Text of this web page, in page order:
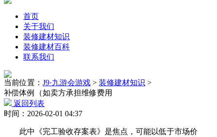
首页
关于我们
装修建材知识
装修建材百科
联系我们
当前位置： J9·九游会游戏 > 装修建材知识 >
补偿体例（如卖方承担维修费用
返回列表
时间：2026-02-01 04:37
此中《完工验收存案表》是焦点，可能以低于市场价